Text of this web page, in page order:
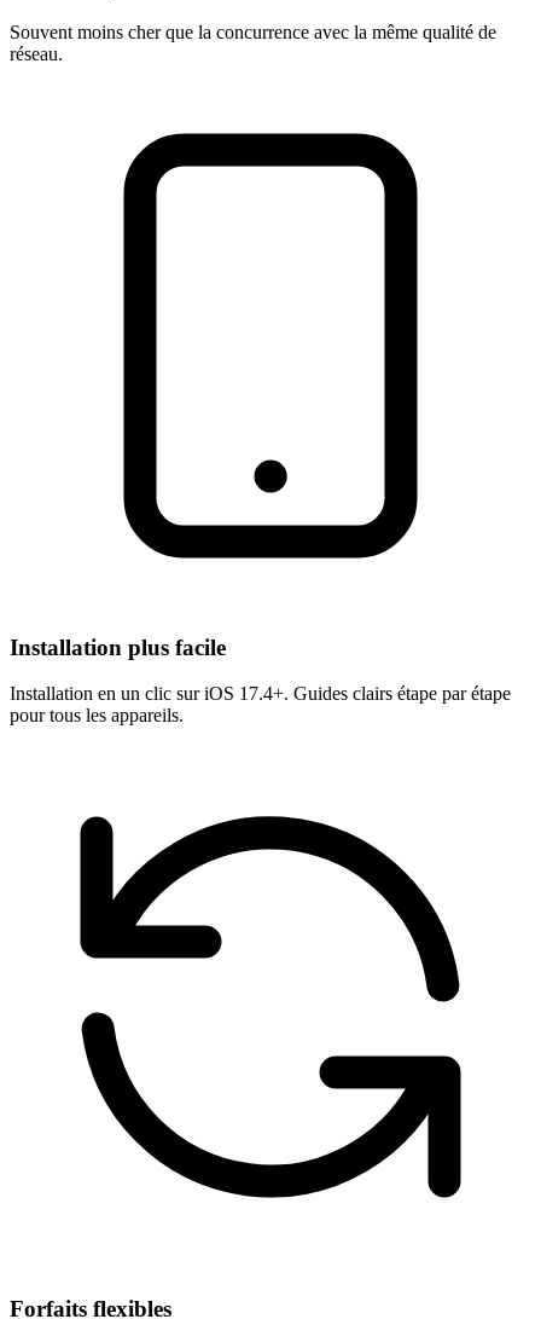
Souvent moins cher que la concurrence avec la même qualité de
réseau.
Installation plus facile
Installation en un clic sur iOS 17.4+. Guides clairs étape par étape
pour tous les appareils.
Forfaits flexibles